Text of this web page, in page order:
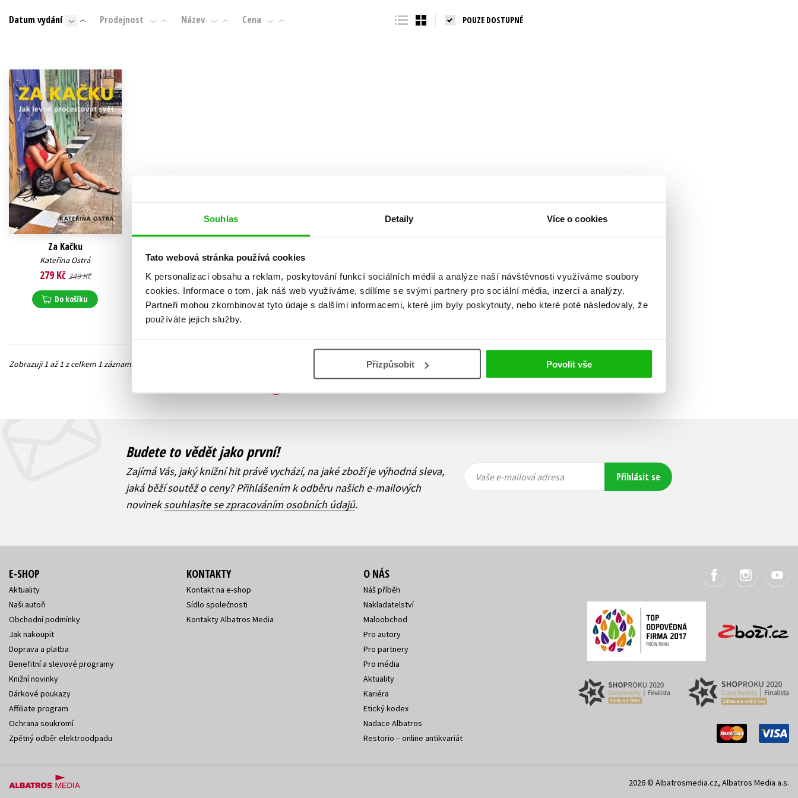
Souhlas Detaily Více o cookies
Tato webová stránka používá cookies
K personalizaci obsahu a reklam, poskytování funkcí sociálních médií a analýze naší návštěvnosti využíváme soubory
cookies. Informace o tom, jak náš web využíváme, sdílíme se svými partnery pro sociální média, inzerci a analýzy.
Partneři mohou zkombinovat tyto údaje s dalšími informacemi, které jim byly poskytnuty, nebo které poté následovaly, že
používáte jejich služby.
Přizpůsobit Povolit vše
Beletrie pro děti
Byznys a ekonomie
Jazyky
Populárně - naučné pro děti
Young adult (SK)
Datum vydání Prodejnost Název Cena POUZE DOSTUPNÉ
Za Kačku
Kateřina Ostrá
279 Kč 349 Kč
Do košíku
Zobraz záznamů
Zobrazuji 1 až 1 z celkem 1 záznamů
Budete to vědět jako první!
Zajímá Vás, jaký knižní hit právě vychází, na jaké zboží je výhodná sleva,
jaká běží soutěž o ceny? Přihlášením k odběru našich e-mailových
novineksouhlasíte se zpracováním osobních údajů.
Vaše e-
mailová
Vaše e-
mailová
Vaše e-mailová adresa Přihlásit se
E-SHOP
Aktuality
Naši autoři
Obchodní podmínky
Jak nakoupit
Doprava a platba
Benefitní a slevové programy
Knižní novinky
Dárkové poukazy
Affiliate program
Ochrana soukromí
Zpětný odběr elektroodpadu
KONTAKTY
Kontakt na e-shop
Sídlo společnosti
Kontakty Albatros Media
O NÁS
Náš příběh
Nakladatelství
Maloobchod
Pro autory
Pro partnery
Pro média
Aktuality
Kariéra
Etický kodex
Nadace Albatros
Restorio – online antikvariát
2026 © Albatrosmedia.cz, Albatros Media a.s.